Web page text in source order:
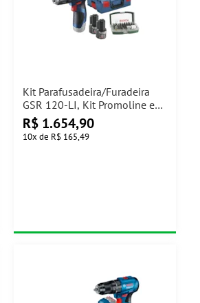
Kit Parafusadeira/Furadeira
GSR 120-LI, Kit Promoline e
Maleta Bosch
R$ 1.654,90
10x de R$ 165,49